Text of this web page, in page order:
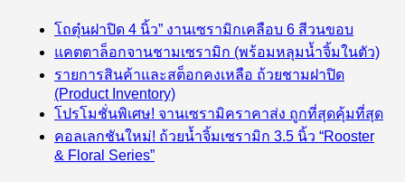
โถตุ๋นฝาปิด 4 นิ้ว” งานเซรามิกเคลือบ 6 สีวนขอบ
แคตตาล็อกจานชามเซรามิก (พร้อมหลุมน้ำจิ้มในตัว)
รายการสินค้าและสต็อกคงเหลือ ถ้วยชามฝาปิด
(Product Inventory)
โปรโมชั่นพิเศษ! จานเซรามิคราคาส่ง ถูกที่สุดคุ้มที่สุด
คอลเลกชันใหม่! ถ้วยน้ำจิ้มเซรามิก 3.5 นิ้ว “Rooster
& Floral Series”